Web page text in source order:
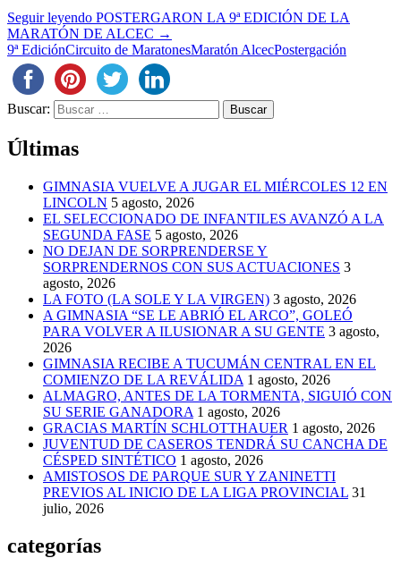
Seguir leyendo POSTERGARON LA 9ª EDICIÓN DE LA
MARATÓN DE ALCEC →
9ª EdiciónCircuito de MaratonesMaratón AlcecPostergación
Buscar:
Últimas
GIMNASIA VUELVE A JUGAR EL MIÉRCOLES 12 EN
LINCOLN 5 agosto, 2026
EL SELECCIONADO DE INFANTILES AVANZÓ A LA
SEGUNDA FASE 5 agosto, 2026
NO DEJAN DE SORPRENDERSE Y
SORPRENDERNOS CON SUS ACTUACIONES 3
agosto, 2026
LA FOTO (LA SOLE Y LA VIRGEN) 3 agosto, 2026
A GIMNASIA “SE LE ABRIÓ EL ARCO”, GOLEÓ
PARA VOLVER A ILUSIONAR A SU GENTE 3 agosto,
2026
GIMNASIA RECIBE A TUCUMÁN CENTRAL EN EL
COMIENZO DE LA REVÁLIDA 1 agosto, 2026
ALMAGRO, ANTES DE LA TORMENTA, SIGUIÓ CON
SU SERIE GANADORA 1 agosto, 2026
GRACIAS MARTÍN SCHLOTTHAUER 1 agosto, 2026
JUVENTUD DE CASEROS TENDRÁ SU CANCHA DE
CÉSPED SINTÉTICO 1 agosto, 2026
AMISTOSOS DE PARQUE SUR Y ZANINETTI
PREVIOS AL INICIO DE LA LIGA PROVINCIAL 31
julio, 2026
categorías